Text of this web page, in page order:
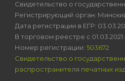
Свидетельство о
Регистрирующий орган:
Дата регистрации в ЕГР:
В торговом реестре с 01.03.2021
Номер регистрации: 503672
Свидетельство о
распространителя печатных